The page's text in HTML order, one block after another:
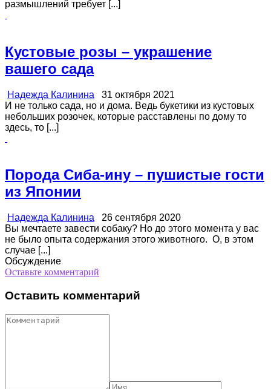
размышлений требует [...]
Кустовые розы – украшение
вашего сада
Надежда Калинина 31 октября 2021
И не только сада, но и дома. Ведь букетики из кустовых
небольших розочек, которые расставлены по дому то
здесь, то [...]
Порода Сиба-ину – пушистые гости
из Японии
Надежда Калинина 26 сентября 2020
Вы мечтаете завести собаку? Но до этого момента у вас
не было опыта содержания этого животного. О, в этом
случае [...]
Обсуждение
Оставьте комментарий
Оставить комментарий